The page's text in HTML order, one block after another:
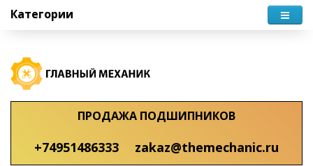
Категории
ПРОДАЖА ПОДШИПНИКОВ
+74951486333 zakaz@themechanic.ru